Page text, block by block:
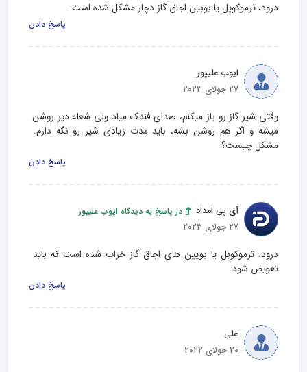
درود، ترموکوپل یا بوبین اجاق گاز دچار مشکل شده است.
پاسخ دادن
ایوب علیپور
27 جولای 2023
وقتی شیر گاز رو باز میکنم، صدای فندک میاد ولی شعله دیر روشن
میشه و اگر هم روشن بشه، باید مدت زیادی شیر رو نگه دارم.
مشکل چیست؟
پاسخ دادن
آی پی امداد
در پاسخ به دیدگاه ایوب علیپور
27 جولای 2023
درود، ترموکوبل یا بویین های اجاق گاز خراب شده است که باید
تعویض شود.
پاسخ دادن
علی
20 جولای 2022